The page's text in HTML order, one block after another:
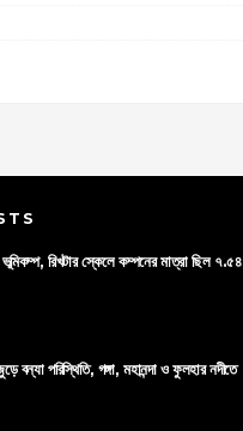
ভূমিকম্প, রিখটার স্কেলে কম্পনের মাত্রা ছিল ৭.৫৪
বন্যা পরিস্থিতি, গঙ্গা, মহানন্দা ও ফুলহার নদীতে